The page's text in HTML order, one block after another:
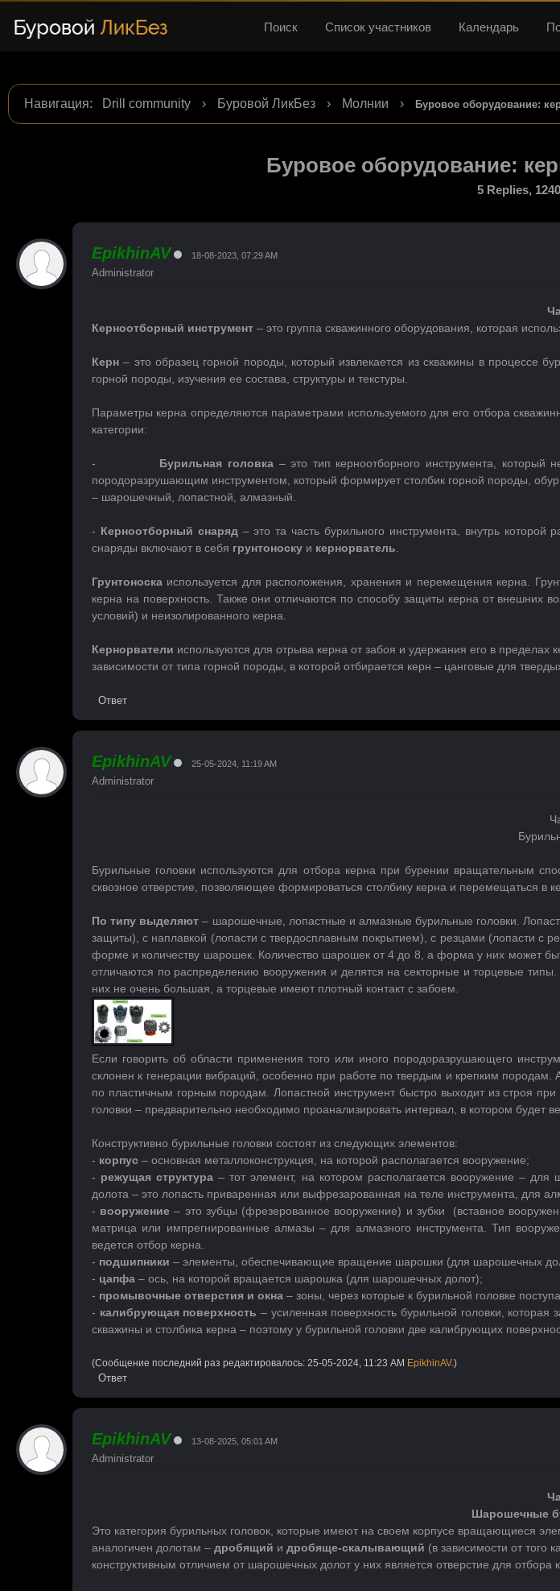
Поиск Список участников Календарь
Навигация: Drill community › Буровой ЛикБез › Молнии › Буровое оборудование:
Буровое оборудование:
5 Replies,
EpikhinAV 18-08-2023, 07:29 AM
Administrator
Керноотборный инструмент – это группа скважинного оборудования, которая
Керн – это образец горной породы, который извлекается из скважины в процессе
горной породы, изучения ее состава, структуры и текстуры.
Параметры керна определяются параметрами используемого для его отбора
категории:
- Бурильная головка – это тип керноотборного инструмента, который
породоразрушающим инструментом, который формирует столбик горной породы,
– шарошечный, лопастной, алмазный.
- Керноотборный снаряд – это та часть бурильного инструмента, внутрь
снаряды включают в себя грунтоноску и кернорватель
Грунтоноска используется для расположения, хранения и перемещения керна.
керна на поверхность. Также они отличаются по способу защиты керна от внешних
условий) и неизолированного керна.
Кернорватели используются для отрыва керна от забоя и удержания его в
зависимости от типа горной породы, в которой отбирается керн – цанговые для
Ответ
EpikhinAV 25-05-2024, 11:19 AM
Administrator
Бурильные головки используются для отбора керна при бурении вращательным
сквозное отверстие, позволяющее формироваться столбику керна и перемещаться в
По типу выделяют– шарошечные, лопастные и алмазные бурильные головки.
защиты), с наплавкой (лопасти с твердосплавным покрытием), с резцами (лопасти с
форме и количеству шарошек. Количество шарошек от 4 до 8, а форма у них может
отличаются по распределению вооружения и делятся на секторные и торцевые
них не очень большая, а торцевые имеют плотный контакт с забоем.
Если говорить об области применения того или иного породоразрушающего
склонен к генерации вибраций, особенно при работе по твердым и крепким
по пластичным горным породам. Лопастной инструмент быстро выходит из строя
головки – предварительно необходимо проанализировать интервал, в котором будет
Конструктивно бурильные головки состоят из следующих элементов:
- корпус – основная металлоконструкция, на которой располагается вооружение;
- режущая структура – тот элемент, на котором располагается вооружение –
долота – это лопасть приваренная или выфрезарованная на теле инструмента, для
- вооружение – это зубцы (фрезерованное вооружение) и зубки (вставное
матрица или импрегнированные алмазы – для алмазного инструмента. Тип
ведется отбор керна.
- подшипники – элементы, обеспечивающие вращение шарошки (для шарошечных
- цапфа – ось, на которой вращается шарошка (для шарошечных долот);
- промывочные отверстия и окна – зоны, через которые к бурильной головке
- калибрующая поверхность – усиленная поверхность бурильной головки,
скважины и столбика керна – поэтому у бурильной головки две калибрующих
(Сообщение последний раз редактировалось: 25-05-2024, 11:23 AM EpikhinAV.)
Ответ
EpikhinAV 13-08-2025, 05:01 AM
Administrator
Шарошечные
Это категория бурильных головок, которые имеют на своем корпусе вращающиеся
аналогичен долотам – дробящий и дробяще-скалывающий (в зависимости от того
конструктивным отличием от шарошечных долот у них является отверстие для отбора